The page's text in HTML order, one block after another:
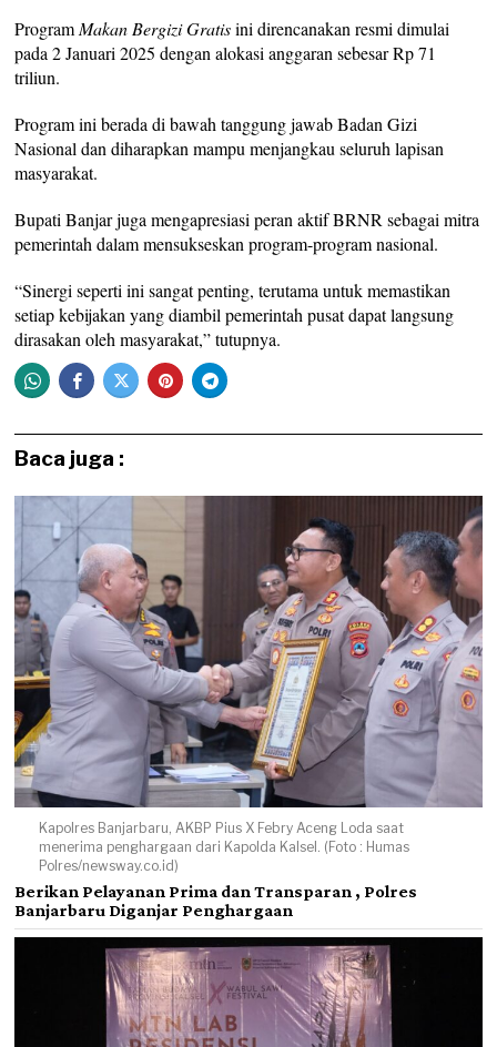
Program Makan Bergizi Gratisini direncanakan resmi dimulai
pada 2 Januari 2025 dengan alokasi anggaran sebesar Rp 71
triliun.
Program ini berada di bawah tanggung jawab Badan Gizi
Nasional dan diharapkan mampu menjangkau seluruh lapisan
masyarakat.
Bupati Banjar juga mengapresiasi peran aktif BRNR sebagai mitra
pemerintah dalam mensukseskan program-program nasional.
“Sinergi seperti ini sangat penting, terutama untuk memastikan
setiap kebijakan yang diambil pemerintah pusat dapat langsung
dirasakan oleh masyarakat,” tutupnya.
Baca juga :
Kapolres Banjarbaru, AKBP Pius X Febry Aceng Loda saat
menerima penghargaan dari Kapolda Kalsel. (Foto : Humas
Polres/newsway.co.id)
Berikan Pelayanan Prima dan Transparan , Polres
Banjarbaru Diganjar Penghargaan